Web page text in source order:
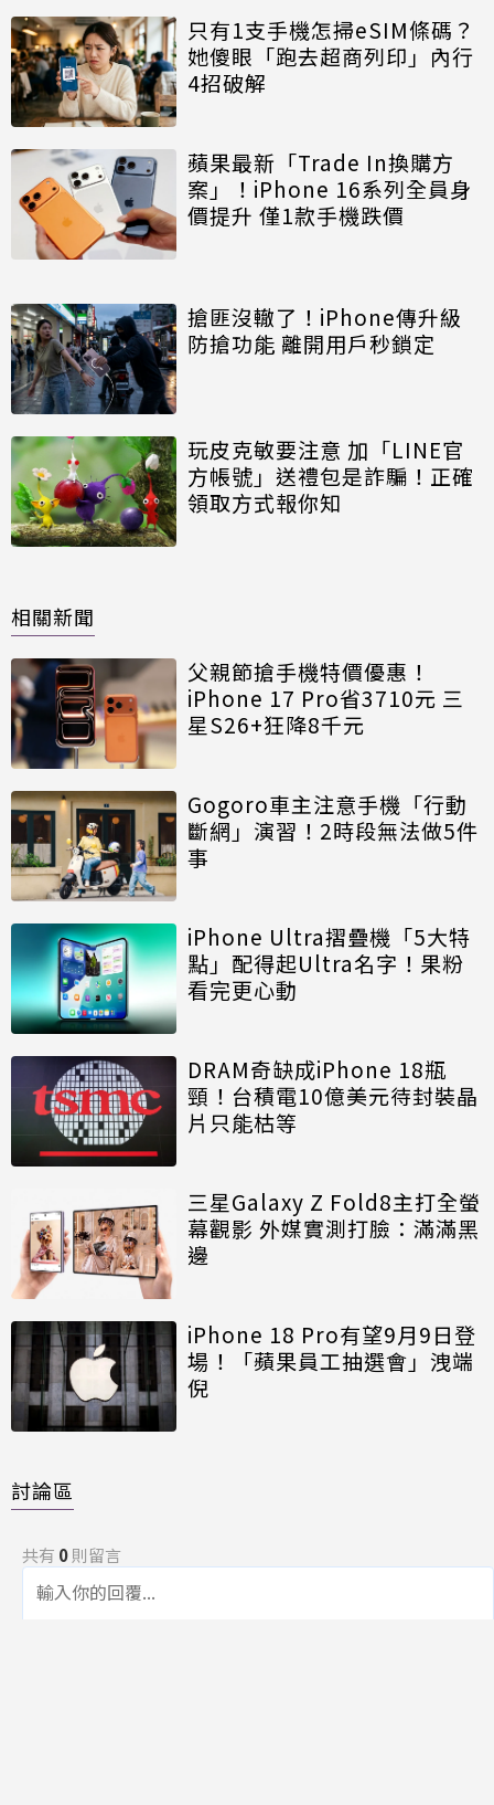
只有1支手機怎掃eSIM條碼？
她傻眼「跑去超商列印」內行
4招破解
蘋果最新「Trade In換購方
案」！iPhone 16系列全員身
價提升 僅1款手機跌價
搶匪沒轍了！iPhone傳升級
防搶功能 離開用戶秒鎖定
玩皮克敏要注意 加「LINE官
方帳號」送禮包是詐騙！正確
領取方式報你知
相關新聞
父親節搶手機特價優惠！
iPhone 17 Pro省3710元 三
星S26+狂降8千元
Gogoro車主注意手機「行動
斷網」演習！2時段無法做5件
事
iPhone Ultra摺疊機「5大特
點」配得起Ultra名字！果粉
看完更心動
DRAM奇缺成iPhone 18瓶
頸！台積電10億美元待封裝晶
片只能枯等
三星Galaxy Z Fold8主打全螢
幕觀影 外媒實測打臉：滿滿黑
邊
iPhone 18 Pro有望9月9日登
場！「蘋果員工抽選會」洩端
倪
討論區
共有 0則留言